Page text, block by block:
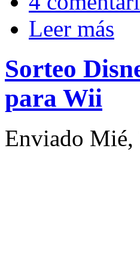
Leer más
Sorteo
para Wii
Enviado Mié,